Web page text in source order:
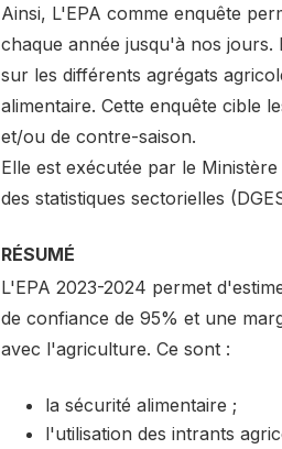
Ainsi, L'EPA comme enquête
chaque année jusqu'à nos
sur les différents agrégats
alimentaire. Cette enquête cible
et/ou de contre-saison.
Elle est exécutée par le
des statistiques sectorielles
RÉSUMÉ
L'EPA 2023-2024 permet
de confiance de 95% et une
avec l'agriculture. Ce sont :
la sécurité alimentaire ;
l'utilisation des intrants